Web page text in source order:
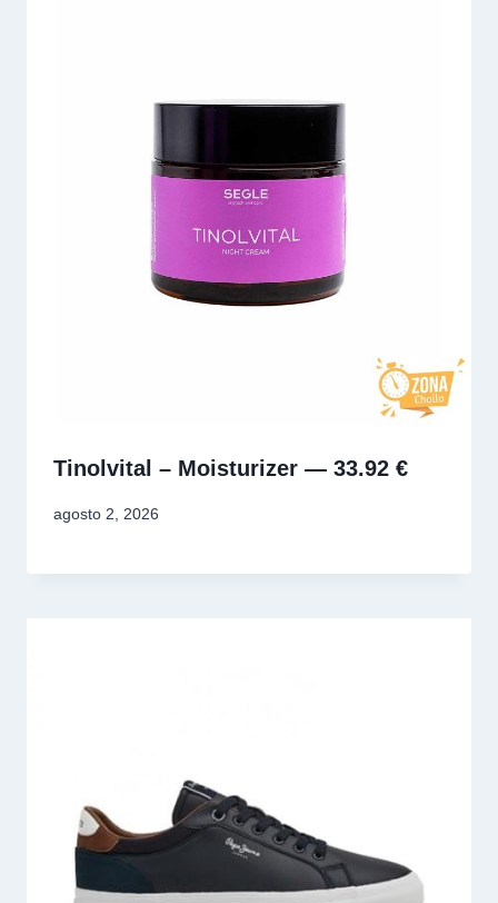
Tinolvital – Moisturizer — 33.92 €
agosto 2, 2026